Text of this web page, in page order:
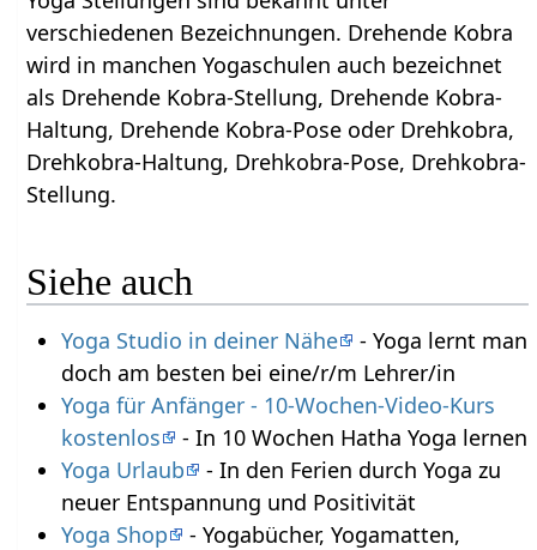
verschiedenen Bezeichnungen. Drehende Kobra
wird in manchen Yogaschulen auch bezeichnet
als Drehende Kobra-Stellung, Drehende Kobra-
Haltung, Drehende Kobra-Pose oder Drehkobra,
Drehkobra-Haltung, Drehkobra-Pose, Drehkobra-
Stellung.
Siehe auch
Yoga Studio in deiner Nähe
- Yoga lernt man
doch am besten bei eine/r/m Lehrer/in
Yoga für Anfänger - 10-Wochen-Video-Kurs
kostenlos
- In 10 Wochen Hatha Yoga lernen
Yoga Urlaub
- In den Ferien durch Yoga zu
neuer Entspannung und Positivität
Yoga Shop
- Yogabücher, Yogamatten,